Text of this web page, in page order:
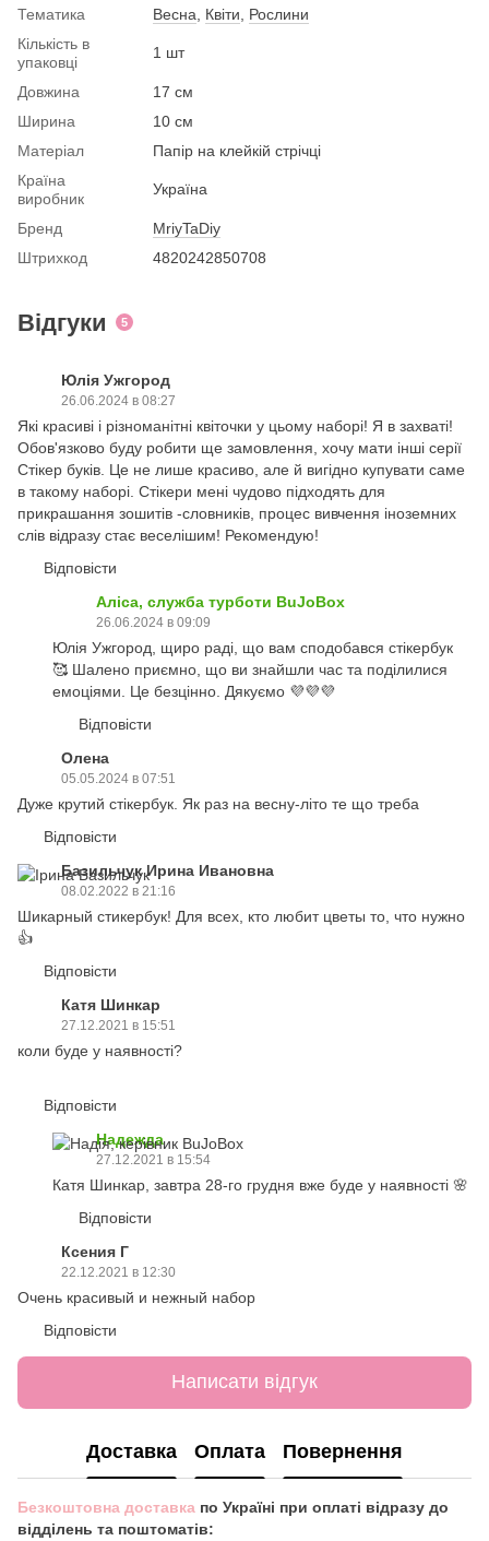
Тематика Весна Квіти
Рослини
Кількість в
упаковці
1 шт
Довжина
17 см
Ширина
10 см
Матеріал
Папір на клейкій стрічці
Країна
виробник
Україна
Бренд
MriyTaDiy
Штрихкод
4820242850708
Відгуки 5
Юлія Ужгород
26.06.2024 в 08:27
Які красиві і різноманітні квіточки у цьому наборі! Я в захваті!
Обов'язково буду робити ще замовлення, хочу мати інші серії
Стікер буків. Це не лише красиво, але й вигідно купувати саме
в такому наборі. Стікери мені чудово підходять для
прикрашання зошитів -словників, процес вивчення іноземних
слів відразу стає веселішим! Рекомендую!
Відповісти
Аліса, служба турботи BuJoBox
26.06.2024 в 09:09
Юлія Ужгород, щиро раді, що вам сподобався стікербук
🥰 Шалено приємно, що ви знайшли час та поділилися
емоціями. Це безцінно. Дякуємо 💜💜💜
Відповісти
Олена
05.05.2024 в 07:51
Дуже крутий стікербук. Як раз на весну-літо те що треба
Відповісти
Базильчук Ирина Ивановна
08.02.2022 в 21:16
Шикарный стикербук! Для всех, кто любит цветы то, что нужно
👍
Відповісти
Катя Шинкар
27.12.2021 в 15:51
коли буде у наявності?
Відповісти
Надежда
27.12.2021 в 15:54
Катя Шинкар, завтра 28-го грудня вже буде у наявності 🌸
Відповісти
Ксения Г
22.12.2021 в 12:30
Очень красивый и нежный набор
Відповісти
Написати відгук
Доставка Оплата Повернення
Безкоштовна доставка по Україні при оплаті відразу до
відділень та поштоматів: